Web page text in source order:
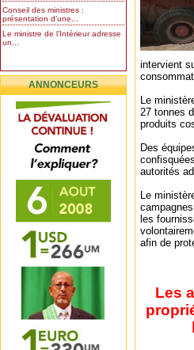
Conseil des ministres :
présentation d’une...
Le ministre de l’Intérieur adresse
un...
ANNONCEURS
intervient
Le
27 tonnes
produits
Des
autorités
Le
les
afin de
Les